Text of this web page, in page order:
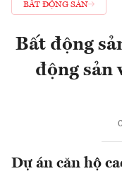
BẤT ĐỘNG SẢN
Bất động
động sản
Dự án căn hộ